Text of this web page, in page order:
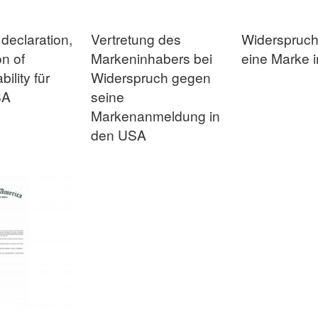
of
für
Vertretung des
Markeninhabers bei
Widerspruch gegen
seine
Markenanmeldung in
den USA
eine Marke